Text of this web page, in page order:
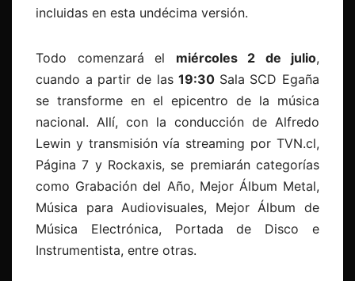
incluidas en esta undécima versión.
Todo comenzará el miércoles 2 de julio,
cuando a partir de las19:30 Sala SCD Egaña
se transforme en el epicentro de la música
nacional. Allí, con la conducción de Alfredo
Lewin y transmisión vía streaming por TVN.cl,
Página 7 y Rockaxis, se premiarán categorías
como Grabación del Año, Mejor Álbum Metal,
Música para Audiovisuales, Mejor Álbum de
Música Electrónica, Portada de Disco e
Instrumentista, entre otras.